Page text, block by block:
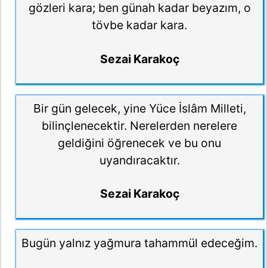
gözleri kara; ben günah kadar beyazım, o
tövbe kadar kara.
Sezai Karakoç
Bir gün gelecek, yine Yüce İslâm Milleti,
bilinçlenecektir. Nerelerden nerelere
geldiğini öğrenecek ve bu onu
uyandıracaktır.
Sezai Karakoç
Bugün yalnız yağmura tahammül edeceğim.